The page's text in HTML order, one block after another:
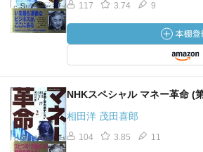
117 3.74 9
NHKスペシャル マネー革命 (
相田洋 茂田喜郎
104 3.85 11